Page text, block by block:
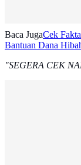
Baca JugaCek
Bantuan Dana
"SEGERA CEK